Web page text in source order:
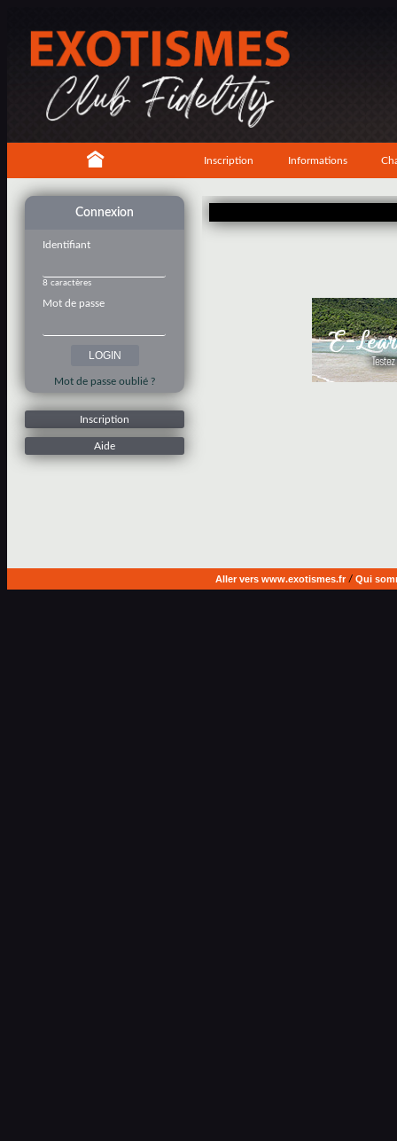
Inscription Informations
Connexion
Identifiant
8 caractères
Mot de passe
Mot de passe oublié ?
Inscription
Aide
Aller vers www.exotismes.fr/ Qui